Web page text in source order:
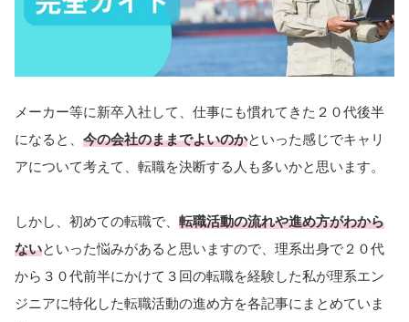
メーカー等に新卒入社して、仕事にも慣れてきた２０代後半
になると、 今の会社のままでよいのかといった感じでキャリ
アについて考えて、転職を決断する人も多いかと思います。
しかし、初めての転職で、 転職活動の流れや進め方がわから
ないといった悩みがあると思いますので、理系出身で２０代
から３０代前半にかけて３回の転職を経験した私が理系エン
ジニアに特化した転職活動の進め方を各記事にまとめていま